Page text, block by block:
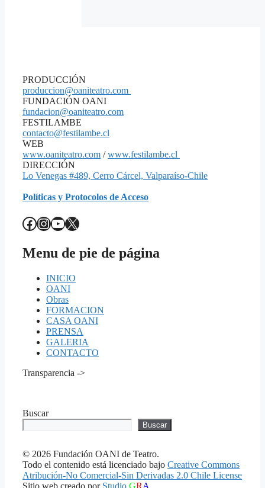
PRODUCCIÓN
produccion@oaniteatro.com
FUNDACIÓN OANI
fundacion@oaniteatro.com
FESTILAMBE
contacto@festilambe.cl
WEB
www.oaniteatro.com /www.festilambe.cl
DIRECCIÓN
Lo Venegas #489, Cerro Cárcel, Valparaíso-Chile
Políticas y Protocolos de Acceso
Facebook
Instagram
YouTube
X
Menu de pie de página
INICIO
OANI
Obras
FORMACION
CASA OANI
PRENSA
GALERIA
CONTACTO
Transparencia ->
Buscar
Buscar
© 2026 Fundación OANI de Teatro.
Todo el contenido está licenciado bajo Creative Commons
Atribución-No Comercial-Sin Derivadas 2.0 Chile License
Sitio web creado por Studio GR A